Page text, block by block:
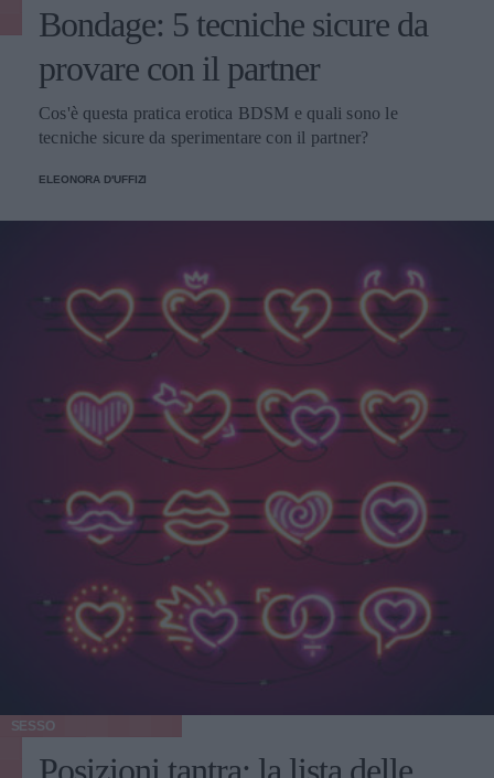
Bondage: 5 tecniche sicure da
provare con il partner
Cos'è questa pratica erotica BDSM e quali sono le
tecniche sicure da sperimentare con il partner?
ELEONORA D'UFFIZI
SESSO